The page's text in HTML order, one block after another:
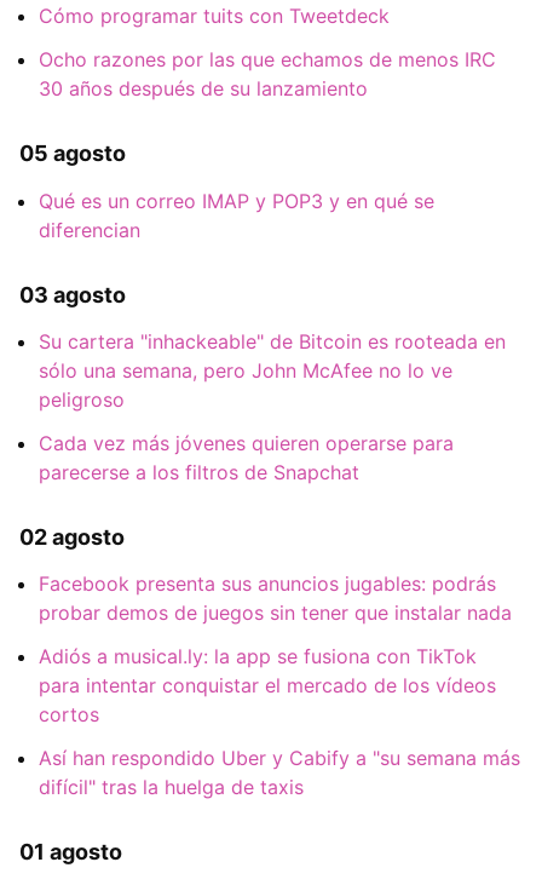
Cómo programar tuits con Tweetdeck
Ocho razones por las que echamos de menos IRC
30 años después de su lanzamiento
05 agosto
Qué es un correo IMAP y POP3 y en qué se
diferencian
03 agosto
Su cartera "inhackeable" de Bitcoin es rooteada en
sólo una semana, pero John McAfee no lo ve
peligroso
Cada vez más jóvenes quieren operarse para
parecerse a los filtros de Snapchat
02 agosto
Facebook presenta sus anuncios jugables: podrás
probar demos de juegos sin tener que instalar nada
Adiós a musical.ly: la app se fusiona con TikTok
para intentar conquistar el mercado de los vídeos
cortos
Así han respondido Uber y Cabify a "su semana más
difícil" tras la huelga de taxis
01 agosto